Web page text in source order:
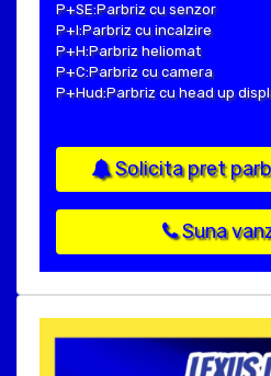
P+SE:Parbriz cu senzor
P+I:Parbriz cu incalzire
P+H:Parbriz heliomat
P+C:Parbriz cu camera
P+Hud:Parbriz cu head up
Solicita pret
Suna